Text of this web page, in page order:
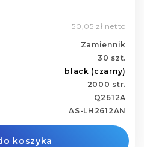
50,05 zł netto
Zamiennik
30 szt.
black (czarny)
2000 str.
Q2612A
AS-LH2612AN
koszyka